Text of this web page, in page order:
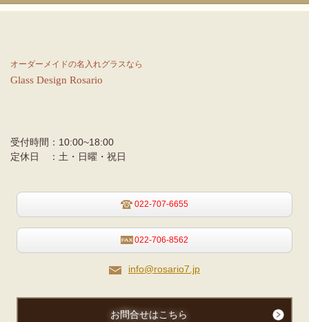
オーダーメイドの名入れグラスなら
Glass Design Rosario
受付時間： 10:00~18:00
定休日 ： 土・日曜・祝日
022-707-6655
022-706-8562
info@rosario7.jp
お問合せはこちら